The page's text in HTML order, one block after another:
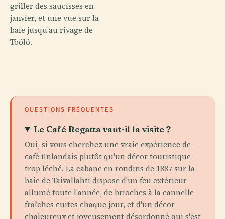
griller des saucisses en
janvier, et une vue sur la
baie jusqu'au rivage de
Töölö.
QUESTIONS FRÉQUENTES
Le Café Regatta vaut-il la visite ?
Oui, si vous cherchez une vraie expérience de
café finlandais plutôt qu'un décor touristique
trop léché. La cabane en rondins de 1887 sur la
baie de Taivallahti dispose d'un feu extérieur
allumé toute l'année, de brioches à la cannelle
fraîches cuites chaque jour, et d'un décor
chaleureux et joyeusement désordonné qui s'est